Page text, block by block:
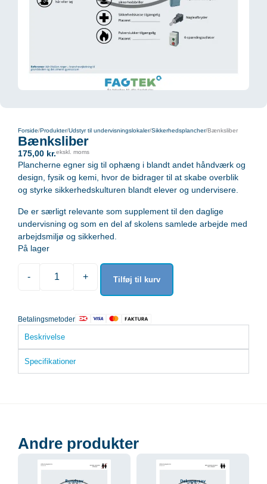
Forside/Produkter/Udstyr til undervisningslokaler/Sikkerhedsplancher/Bænksliber
Bænksliber
175,00 kr.ekskl. moms
Plancherne egner sig til ophæng i blandt andet håndværk og
design, fysik og kemi, hvor de bidrager til at skabe overblik
og styrke sikkerhedskulturen blandt elever og undervisere.
De er særligt relevante som supplement til den daglige
undervisning og som en del af skolens samlede arbejde med
arbejdsmiljø og sikkerhed.
På lager
- + Tilføj til kurv
Betalingsmetoder
Beskrivelse
Specifikationer
Andre produkter